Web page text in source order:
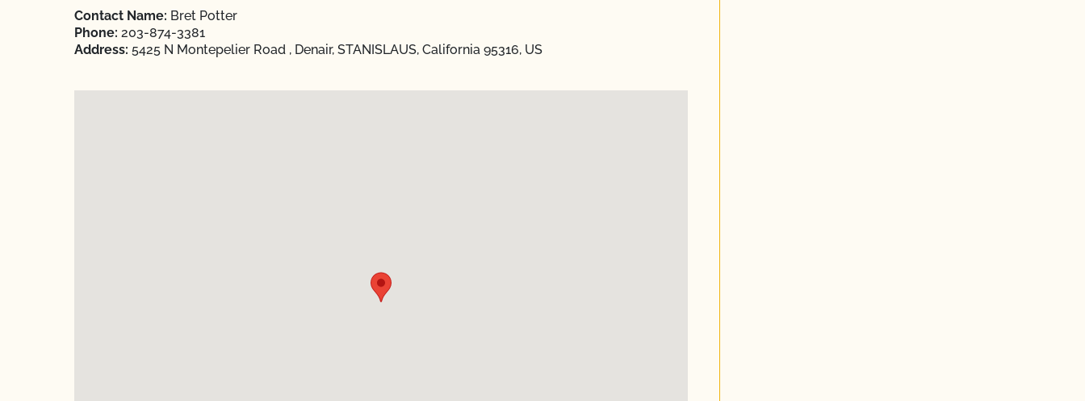
Contact Name: Bret Potter
Phone: 203-874-3381
Address: 5425 N Montepelier Road , Denair, STANISLAUS, California 95316, US